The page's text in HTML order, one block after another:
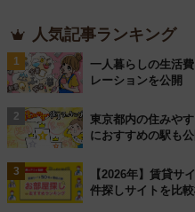
人気記事ランキング
1
一人暮らしの生活
レーションを公開
2
東京都内の住みや
におすすめの駅も公
3
【2026年】賃貸サ
件探しサイトを比